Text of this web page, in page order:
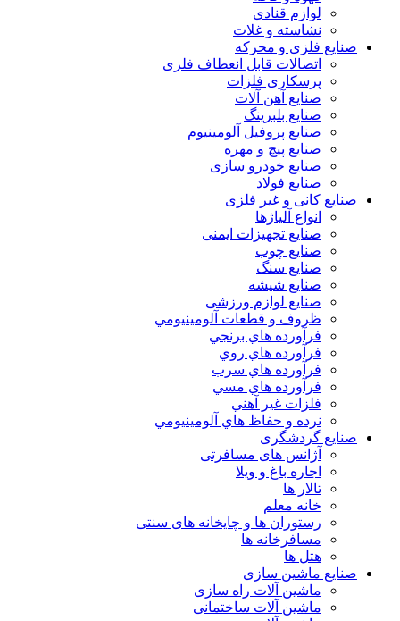
لوازم قنادی
نشاسته و غلات
صنایع فلزی و محرکه
اتصالات قابل انعطاف فلزی
پرسکاری فلزات
صنایع آهن آلات
صنایع بلبرینگ
صنایع پروفیل آلومینیوم
صنایع پیچ و مهره
صنایع خودرو سازی
صنایع فولاد
صنایع کانی و غیر فلزی
انواع آلياژها
صنایع تجهیزات ایمنی
صنایع چوب
صنایع سنگ
صنایع شیشه
صنایع لوازم ورزشی
ظروف و قطعات آلومينيومي
فرآورده هاي برنجي
فرآورده هاي روي
فرآورده هاي سرب
فرآورده هاي مسي
فلزات غير آهني
نرده و حفاظ هاي آلومينيومي
صنایع گردشگری
آژانس های مسافرتی
اجاره باغ و ویلا
تالار ها
خانه معلم
رستوران ها و چایخانه های سنتی
مسافرخانه ها
هتل ها
صنایع ماشین سازی
ماشین آلات راه سازی
ماشین آلات ساختمانی